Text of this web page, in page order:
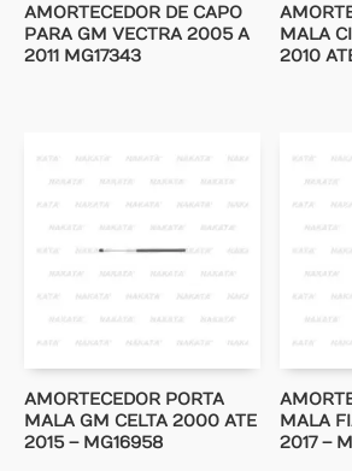
AMORTECEDOR DE CAPO
PARA GM VECTRA 2005 A
2011 MG17343
MALA
2010
AMORTECEDOR PORTA
MALA GM CELTA 2000 ATE
2015 – MG16958
MALA
2017 –